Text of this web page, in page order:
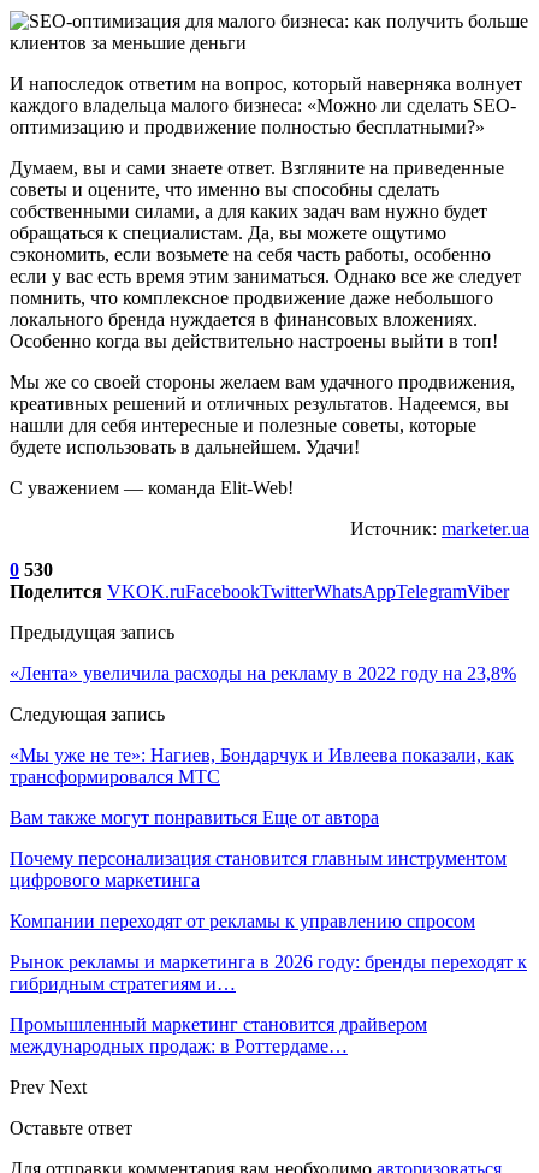
И напоследок ответим на вопрос, который наверняка волнует
каждого владельца малого бизнеса: «Можно ли сделать SEO-
оптимизацию и продвижение полностью бесплатными?»
Думаем, вы и сами знаете ответ. Взгляните на приведенные
советы и оцените, что именно вы способны сделать
собственными силами, а для каких задач вам нужно будет
обращаться к специалистам. Да, вы можете ощутимо
сэкономить, если возьмете на себя часть работы, особенно
если у вас есть время этим заниматься. Однако все же следует
помнить, что комплексное продвижение даже небольшого
локального бренда нуждается в финансовых вложениях.
Особенно когда вы действительно настроены выйти в топ!
Мы же со своей стороны желаем вам удачного продвижения,
креативных решений и отличных результатов. Надеемся, вы
нашли для себя интересные и полезные советы, которые
будете использовать в дальнейшем. Удачи!
С уважением — команда Elit-Web!
Источник: marketer.ua
0 530
Поделится VKOK.ruFacebookTwitterWhatsAppTelegramViber
Предыдущая запись
«Лента» увеличила расходы на рекламу в 2022 году на 23,8%
Следующая запись
«Мы уже не те»: Нагиев, Бондарчук и Ивлеева показали, как
трансформировался МТС
Вам также могут понравиться Еще от автора
Почему персонализация становится главным инструментом
цифрового маркетинга
Компании переходят от рекламы к управлению спросом
Рынок рекламы и маркетинга в 2026 году: бренды переходят к
гибридным стратегиям и…
Промышленный маркетинг становится драйвером
международных продаж: в Роттердаме…
Prev Next
Оставьте ответ
Для отправки комментария вам необходимо авторизоваться